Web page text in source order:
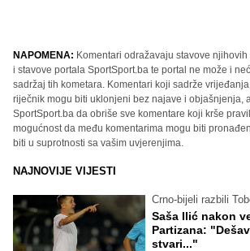
NAPOMENA: Komentari odražavaju stavove
i stavove portala SportSport.ba te portal ne može i
sadržaj tih kometara. Komentari koji sadrže
riječnik mogu biti uklonjeni bez najave i objašnjenja,
SportSport.ba da obriše sve komentare koji krše
mogućnost da među komentarima mogu biti
biti u suprotnosti sa vašim uvjerenjima.
NAJNOVIJE VIJESTI
Crno-bijeli razbili
Saša Ilić nakon
Partizana:
stvari..."